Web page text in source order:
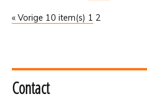
« Vorige 10 item(s) 1 2
Contact